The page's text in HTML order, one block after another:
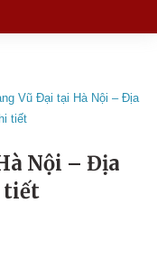
Vũ Đại tại Hà Nội – Địa
tiết
Nội – Địa
tiết